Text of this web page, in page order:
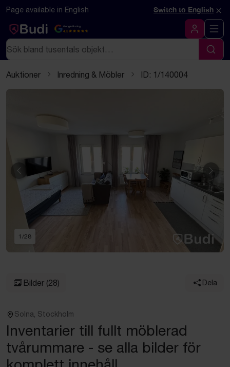
Hoppa till innehåll
Textbaserad (markdown) version av denna sida
Page available in English Switch to English ×
Google Rating
4.5
Logga in
Sök
Sök
Auktioner Inredning & Möbler ID: 1/140004
Föregående
1 /28
Bilder (28) Dela
Solna, Stockholm
Inventarier till fullt möblerad
tvårummare - se alla bilder för